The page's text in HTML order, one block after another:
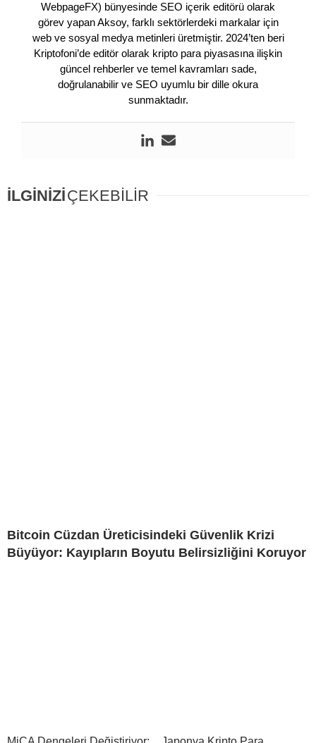
WebpageFX) bünyesinde SEO içerik editörü olarak
görev yapan Aksoy, farklı sektörlerdeki markalar için
web ve sosyal medya metinleri üretmiştir. 2024’ten beri
Kriptofoni’de editör olarak kripto para piyasasına ilişkin
güncel rehberler ve temel kavramları sade,
doğrulanabilir ve SEO uyumlu bir dille okura
sunmaktadır.
İLGİNİZİÇEKEBİLİR
Bitcoin Cüzdan Üreticisindeki Güvenlik Krizi
Büyüyor: Kayıpların Boyutu Belirsizliğini Koruyor